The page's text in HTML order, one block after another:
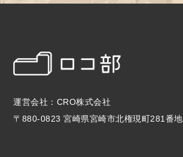
運営会社：CRO株式会社
〒880-0823 宮崎県宮崎市北権現町281番地